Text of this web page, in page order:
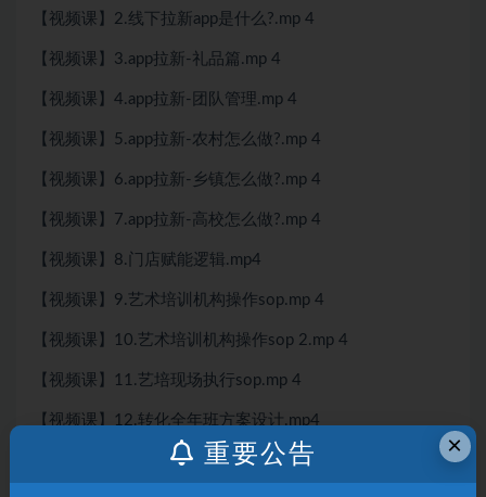
【视频课】2.线下拉新app是什么?.mp 4
【视频课】3.app拉新-礼品篇.mp 4
【视频课】4.app拉新-团队管理.mp 4
【视频课】5.app拉新-农村怎么做?.mp 4
【视频课】6.app拉新-乡镇怎么做?.mp 4
【视频课】7.app拉新-高校怎么做?.mp 4
【视频课】8.门店赋能逻辑.mp4
【视频课】9.艺术培训机构操作sop.mp 4
【视频课】10.艺术培训机构操作sop 2.mp 4
【视频课】11.艺培现场执行sop.mp 4
【视频课】12.转化全年班方案设计.mp4
本站声明：
×
重要公告